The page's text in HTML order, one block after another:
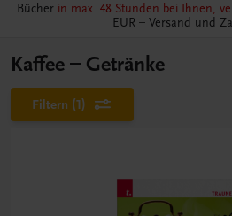
Bücher in max. 48 Stunden bei Ihnen,
EUR – Versand und
Kaffee – Getränke
Filtern (1)